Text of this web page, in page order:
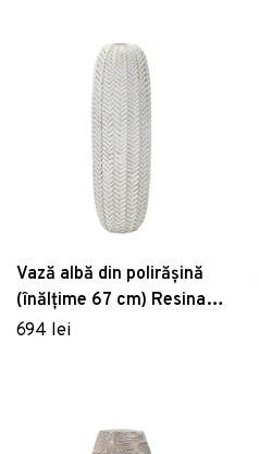
Vază albă din polirășină
(înălțime 67 cm) Resina –
Mauro Ferretti
694 lei